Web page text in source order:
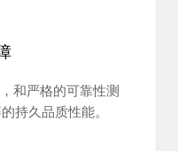
和严格的可靠性测
持久品质性能。